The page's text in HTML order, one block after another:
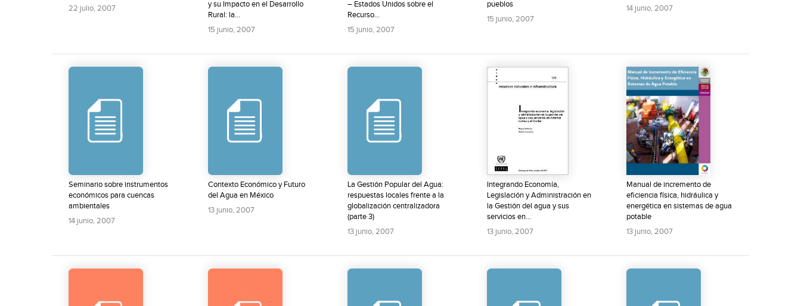
22 julio, 2007
y su Impacto en el Desarrollo
Rural: la...
15 junio, 2007
– Estados Unidos sobre el
Recurso...
15 junio, 2007
pueblos
15 junio, 2007
14 junio, 2007
Seminario sobre instrumentos
económicos para cuencas
ambientales
14 junio, 2007
Contexto Económico y Futuro
del Agua en México
13 junio, 2007
La Gestión Popular del Agua:
respuestas locales frente a la
globalización centralizadora
(parte 3)
13 junio, 2007
Integrando Economía,
Legislación y Administración en
la Gestión del agua y sus
servicios en...
13 junio, 2007
Manual de incremento de
eficiencia física, hidráulica y
energética en sistemas de agua
potable
13 junio, 2007